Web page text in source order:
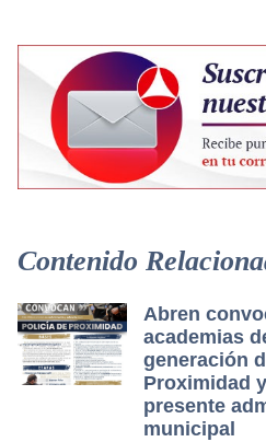
Contenido
Abren
academias
generación
Proximidad
presente
municipal